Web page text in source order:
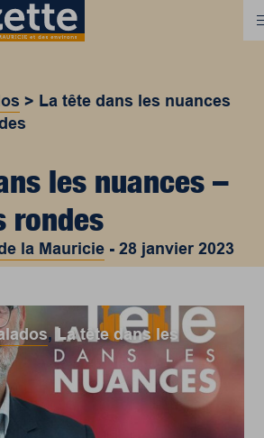
> La tête dans les nuances
les nuances –
rondes
la Mauricie -28 janvier 2023
, La tête dans les